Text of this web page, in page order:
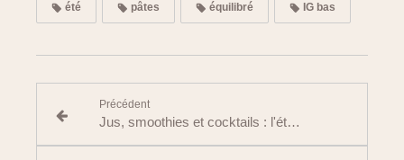
été pâtes équilibré IG bas
Précédent
Jus, smoothies et cocktails : l'été fait-il grimper le sucre ?